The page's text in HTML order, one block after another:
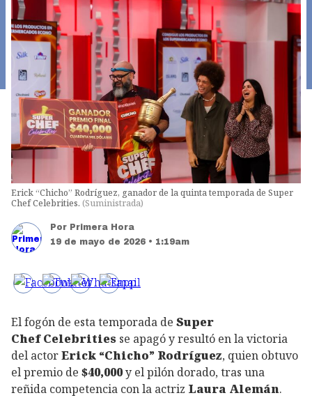
Erick “Chicho” Rodríguez, ganador de la quinta temporada de Super
Chef Celebrities. (Suministrada)
Por Primera Hora
19 de mayo de 2026 • 1:19am
El fogón de esta temporada de Super
Chef Celebrities se apagó y resultó en la victoria
del actorErick “Chicho” Rodríguez, quien obtuvo
el premio de $40,000y el pilón dorado, tras una
reñida competencia con la actriz Laura Alemán.